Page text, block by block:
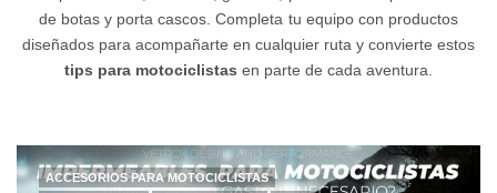
de botas y porta cascos. Completa tu equipo con productos
diseñados para acompañarte en cualquier ruta y convierte estos
tips para motociclistas en parte de cada aventura.
ACCESORIOS PARA MOTOCICLISTAS